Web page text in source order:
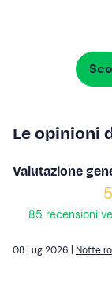
Le opinioni
Valutazione
85 recensioni
08 Lug 2026 | Notte